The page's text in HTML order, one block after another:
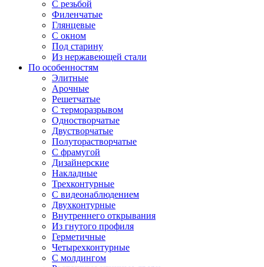
С резьбой
Филенчатые
Глянцевые
С окном
Под старину
Из нержавеющей стали
По особенностям
Элитные
Арочные
Решетчатые
С терморазрывом
Одностворчатые
Двустворчатые
Полуторастворчатые
С фрамугой
Дизайнерские
Накладные
Трехконтурные
С видеонаблюдением
Двухконтурные
Внутреннего открывания
Из гнутого профиля
Герметичные
Четырехконтурные
С молдингом